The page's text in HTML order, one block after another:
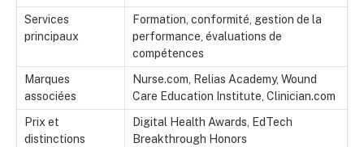
Services
principaux
Formation, conformité, gestion de la
performance, évaluations de
compétences
Marques
associées
Nurse.com, Relias Academy, Wound
Care Education Institute, Clinician.com
Prix et
distinctions
Digital Health Awards, EdTech
Breakthrough Honors